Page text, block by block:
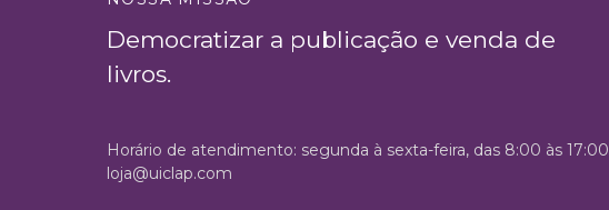
Democratizar a publicação e venda de
livros.
Horário de atendimento: segunda à sexta-feira, das 8:00 às 17:00
loja@uiclap.com